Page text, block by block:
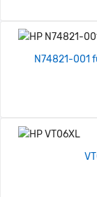
N74821-001